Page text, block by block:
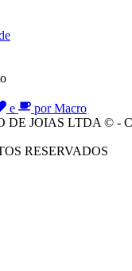
e
por Macro
DE JOIAS LTDA © -
RESERVADOS